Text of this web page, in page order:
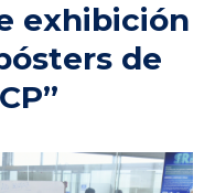
exhibición
de